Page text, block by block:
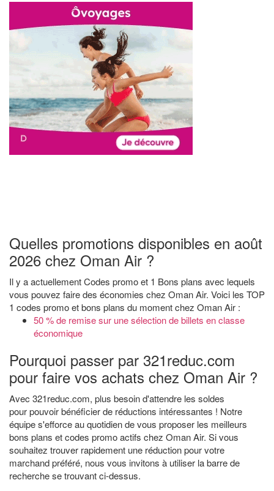
Quelles promotions disponibles en août
2026 chez Oman Air ?
Il y a actuellement Codes promo et 1 Bons plans avec lequels
vous pouvez faire des économies chez Oman Air. Voici les TOP
1 codes promo et bons plans du moment chez Oman Air :
50 % de remise sur une sélection de billets en classe
économique
Pourquoi passer par 321reduc.com
pour faire vos achats chez Oman Air ?
Avec 321reduc.com, plus besoin d'attendre les soldes
pour pouvoir bénéficier de réductions intéressantes ! Notre
équipe s'efforce au quotidien de vous proposer les meilleurs
bons plans et codes promo actifs chez Oman Air. Si vous
souhaitez trouver rapidement une réduction pour votre
marchand préféré, nous vous invitons à utiliser la barre de
recherche se trouvant ci-dessus.